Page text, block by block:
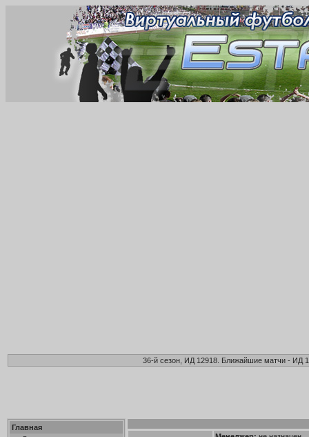
36-й сезон, ИД 12918. Ближайшие матчи - ИД
Главная